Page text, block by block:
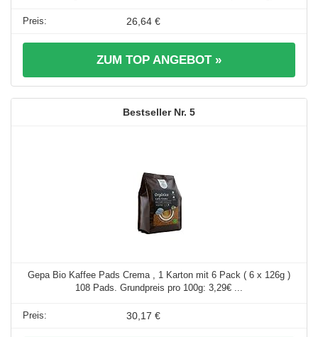
26,64 €
ZUM TOP ANGEBOT »
5
Gepa Bio Kaffee Pads Crema , 1 Karton mit 6 Pack ( 6 x 126g )
108 Pads. Grundpreis pro 100g: 3,29€ ...
30,17 €